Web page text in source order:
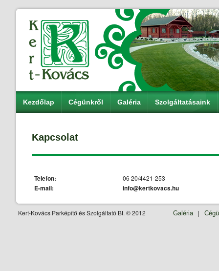
Kezdőlap Cégünkről Galéria Szolgáltatásaink
Kapcsolat
Telefon: 06 20/4421-253
E-mail: info@kertkovacs.hu
Kert-Kovács Parképítő és Szolgáltató Bt. © 2012 |
Galéria